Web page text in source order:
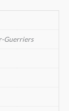
Guerriers